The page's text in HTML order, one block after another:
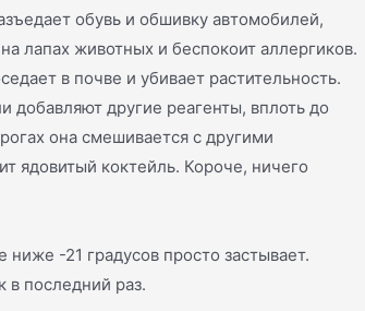
обувь и обшивку автомобилей,
лапах животных и беспокоит аллергиков.
в почве и убивает растительность.
добавляют другие реагенты, вплоть до
она смешивается с другими
ядовитый коктейль. Короче, ничего
ниже -21 градусов просто застывает.
в последний раз.